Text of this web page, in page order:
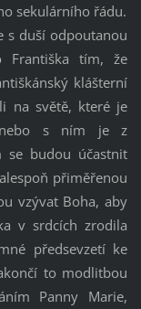
sekulárního řádu.
s duší odpoutanou
Františka tím, že
klášterní
na světě, které je
nebo s ním je z
se budou účastnit
přiměřenou
vzývat Boha, aby
v srdcích zrodila
předsevzetí ke
to modlitbou
Panny Marie,